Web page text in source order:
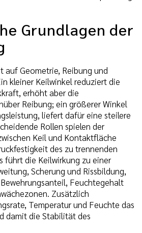
Grundlagen der
auf Geometrie, Reibung und
kleiner Keilwinkel reduziert die
erhöht aber die
Reibung; ein größerer Winkel
liefert dafür eine steilere
Rollen spielen der
Keil und Kontaktfläche
des zu trennenden
führt die Keilwirkung zu einer
Scherung und Rissbildung,
Feuchtegehalt
Zusätzlich
Temperatur und Feuchte das
damit die Stabilität des